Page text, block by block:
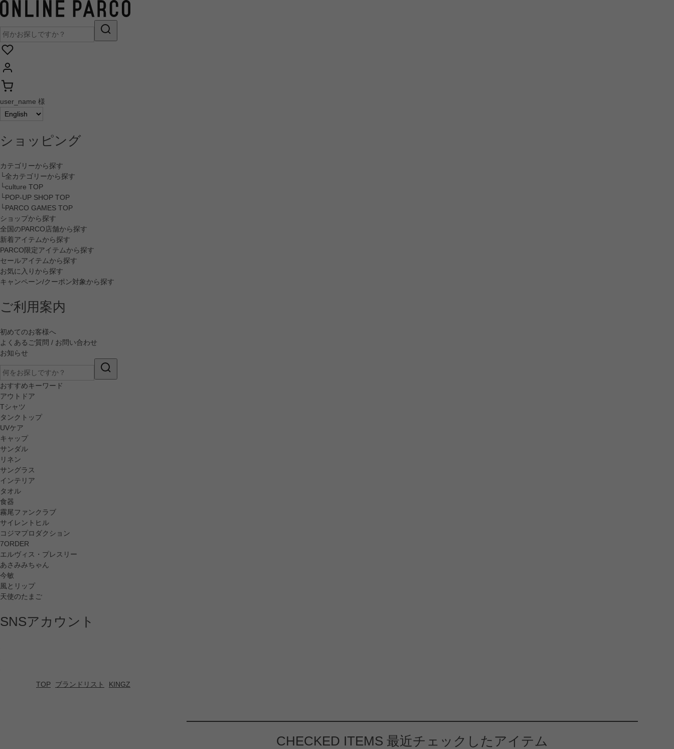
user_name 様
ショッピング
カテゴリーから探す
└全カテゴリーから探す
└culture TOP
└POP-UP SHOP TOP
└PARCO GAMES TOP
ショップから探す
全国のPARCO店舗から探す
新着アイテムから探す
PARCO限定アイテムから探す
セールアイテムから探す
お気に入りから探す
キャンペーン/クーポン対象から探す
ご利用案内
初めてのお客様へ
よくあるご質問 / お問い合わせ
お知らせ
おすすめキーワード
アウトドア
Tシャツ
タンクトップ
UVケア
キャップ
サンダル
リネン
サングラス
インテリア
タオル
食器
霧尾ファンクラブ
サイレントヒル
コジマプロダクション
7ORDER
エルヴィス・プレスリー
あさみみちゃん
今敏
風とリップ
天使のたまご
SNSアカウント
TOP ブランドリスト KINGZ
CHECKED ITEMS 最近チェックしたアイテム